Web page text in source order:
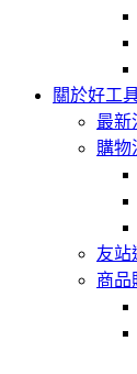
關於好工
最新
購物
友站
商品